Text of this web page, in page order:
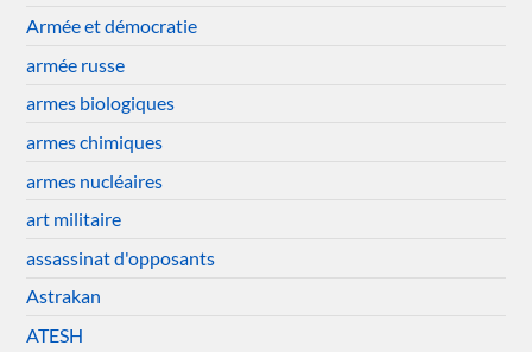
Armée et démocratie
armée russe
armes biologiques
armes chimiques
armes nucléaires
art militaire
assassinat d'opposants
Astrakan
ATESH